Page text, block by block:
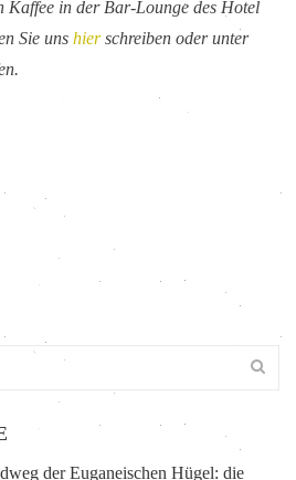
Kaffee in der Bar-Lounge des Hotel
Sie uns hierschreiben oder unter
der Euganeischen Hügel: die